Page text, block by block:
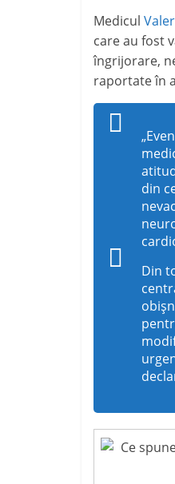
Medicul
care au fost
îngrijorare,
raportate în
din
Din